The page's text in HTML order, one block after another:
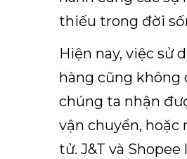
thiếu trong đời
Hiện nay, việc sử
hàng cũng không
chúng ta nhận
vận chuyển,
tử. J&T và